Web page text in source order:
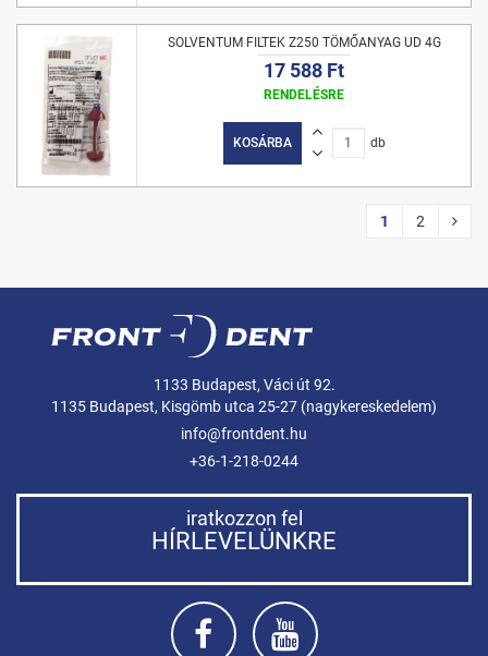
SOLVENTUM FILTEK Z250 TÖMŐANYAG UD 4G
17 588 Ft
RENDELÉSRE
KOSÁRBA db
1 2
1133 Budapest, Váci út 92.
1135 Budapest, Kisgömb utca 25-27 (nagykereskedelem)
info@frontdent.hu
+36-1-218-0244
iratkozzon fel
HÍRLEVELÜNKRE